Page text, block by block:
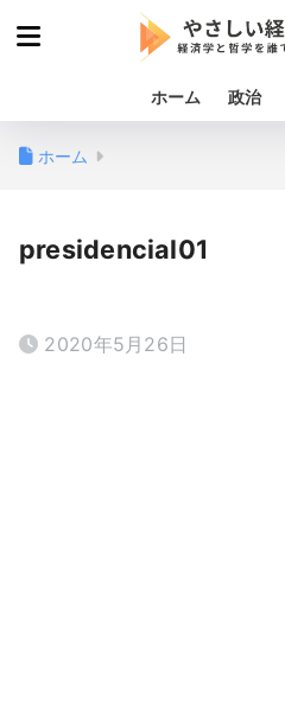
ホーム 政治
ホーム
presidencial01
2020年5月26日